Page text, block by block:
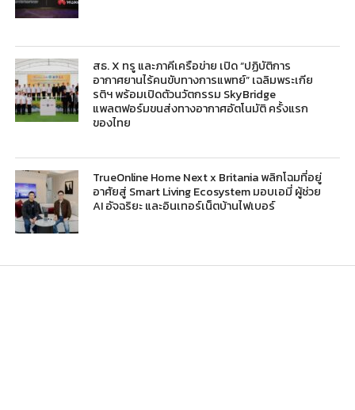
สธ. X ทรู และภาคีเครือข่าย เปิด “ปฏิบัติการ
อากาศยานไร้คนขับทางการแพทย์” เฉลิมพระเกีย
รติฯ พร้อมเปิดตัวนวัตกรรม SkyBridge
แพลตฟอร์มขนส่งทางอากาศอัตโนมัติ ครั้งแรก
ของไทย
TrueOnline Home Next x Britania พลิกโฉมที่อยู่
อาศัยสู่ Smart Living Ecosystem มอบเอมี่ ผู้ช่วย
AI อัจฉริยะ และอินเทอร์เน็ตบ้านไฟเบอร์